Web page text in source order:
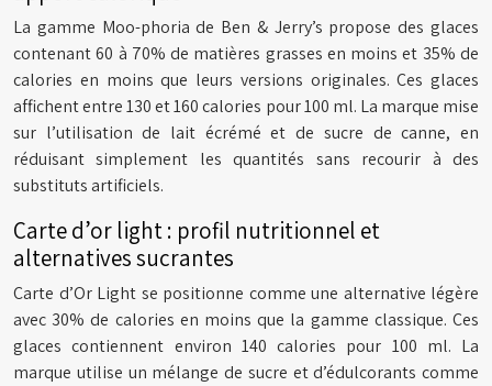
La gamme Moo-phoria de Ben & Jerry’s propose des glaces
contenant 60 à 70% de matières grasses en moins et 35% de
calories en moins que leurs versions originales. Ces glaces
affichent entre 130 et 160 calories pour 100 ml. La marque mise
sur l’utilisation de lait écrémé et de sucre de canne, en
réduisant simplement les quantités sans recourir à des
substituts artificiels.
Carte d’or light : profil nutritionnel et
alternatives sucrantes
Carte d’Or Light se positionne comme une alternative légère
avec 30% de calories en moins que la gamme classique. Ces
glaces contiennent environ 140 calories pour 100 ml. La
marque utilise un mélange de sucre et d’édulcorants comme